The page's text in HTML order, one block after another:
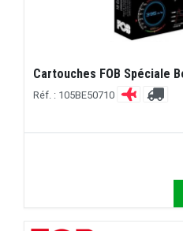
Cartouches FOB Spéciale
Réf. : 105BE50710